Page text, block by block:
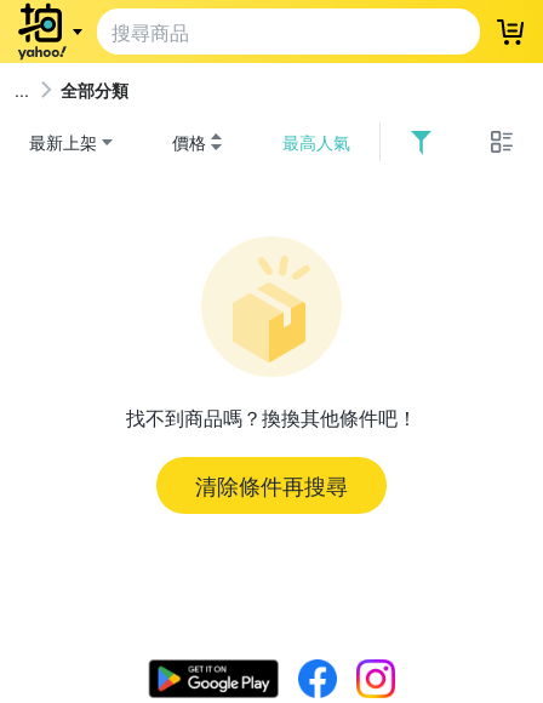
登
全部分類
最新上架 價格 最高人氣
找不到商品嗎？換換其他條件吧！
清除條件再搜尋